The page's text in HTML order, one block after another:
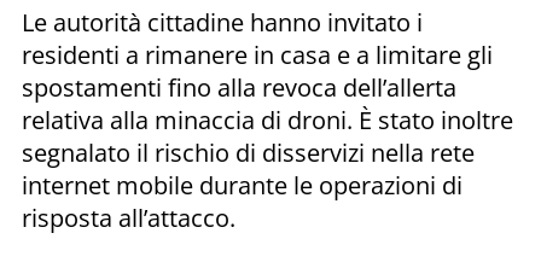
Le autorità cittadine hanno invitato i
residenti a rimanere in casa e a limitare gli
spostamenti fino alla revoca dell’allerta
relativa alla minaccia di droni. È stato inoltre
segnalato il rischio di disservizi nella rete
internet mobile durante le operazioni di
risposta all’attacco.